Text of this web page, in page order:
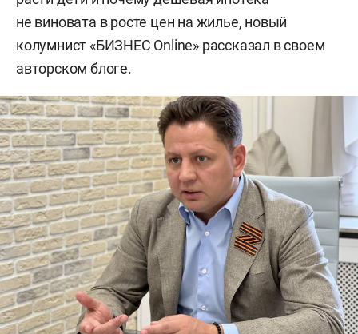
не виновата в росте цен на жилье, новый
колумнист «БИЗНЕС Online» рассказал в своем
авторском блоге.